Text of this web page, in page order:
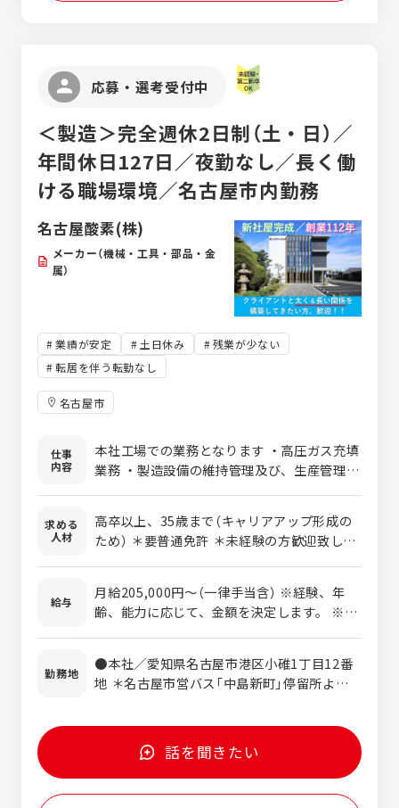
応募・選考受付中
＜製造＞完全週休2日制（土・日）／
年間休日127日／夜勤なし／長く働
ける職場環境／名古屋市内勤務
名古屋酸素(株)
メーカー（機械・工具・部品・金
属）
業績が安定 土日休み
残業が少ない
転居を伴う転勤なし
名古屋市
仕事
内容
本社工場での業務となります ・高圧ガス充填
業務 ・製造設備の維持管理及び、生産管理業
求める
人材
高卒以上、35歳まで（キャリアアップ形成の
ため） ＊要普通免許 ＊未経験の方歓迎致しま
給与
月給205,000円～（一律手当含） ※経験、年
齢、能力に応じて、金額を決定します。 ※試
+賞与 35歳:年収465万/月給
280,000円+賞与
勤務地
●本社／愛知県名古屋市港区小碓1丁目12番
地 ＊名古屋市営バス「中島新町」停留所より徒
話を聞きたい